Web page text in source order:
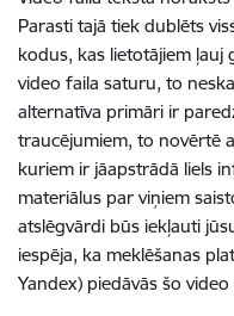
Parasti tajā tiek dublēts
kodus, kas lietotājiem
video faila saturu, to
alternatīva primāri ir
traucējumiem, to novērtē
kuriem ir jāapstrādā liels
materiālus par viņiem
atslēgvārdi būs iekļauti
iespēja, ka meklēšanas
Yandex) piedāvās šo